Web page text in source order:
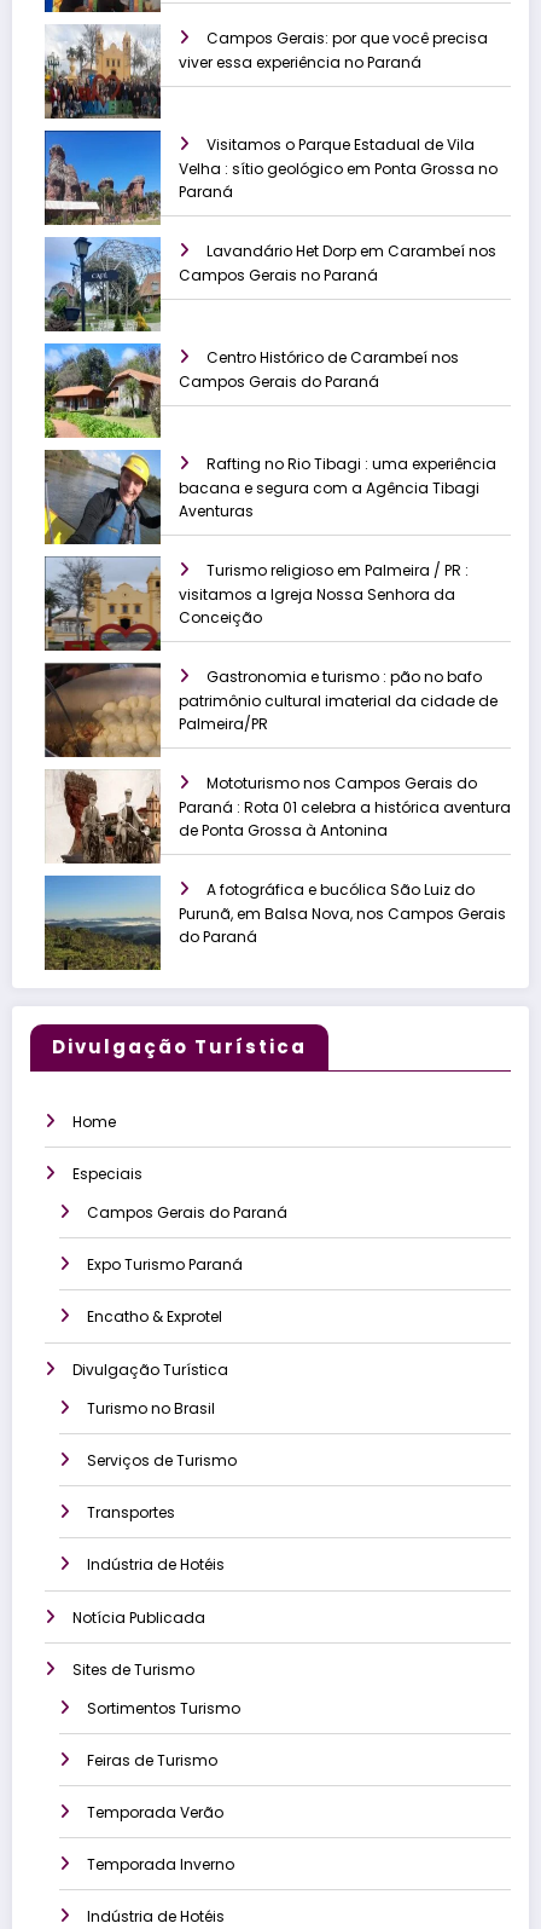
Campos Gerais: por que você precisa
viver essa experiência no Paraná
Visitamos o Parque Estadual de Vila
Velha : sítio geológico em Ponta Grossa no
Paraná
Lavandário Het Dorp em Carambeí nos
Campos Gerais no Paraná
Centro Histórico de Carambeí nos
Campos Gerais do Paraná
Rafting no Rio Tibagi : uma experiência
bacana e segura com a Agência Tibagi
Aventuras
Turismo religioso em Palmeira / PR :
visitamos a Igreja Nossa Senhora da
Conceição
Gastronomia e turismo : pão no bafo
patrimônio cultural imaterial da cidade de
Palmeira/PR
Mototurismo nos Campos Gerais do
Paraná : Rota 01 celebra a histórica aventura
de Ponta Grossa à Antonina
A fotográfica e bucólica São Luiz do
Purunã, em Balsa Nova, nos Campos Gerais
do Paraná
Divulgação Turística
Home
Especiais
Campos Gerais do Paraná
Expo Turismo Paraná
Encatho & Exprotel
Divulgação Turística
Turismo no Brasil
Serviços de Turismo
Transportes
Indústria de Hotéis
Notícia Publicada
Sites de Turismo
Sortimentos Turismo
Feiras de Turismo
Temporada Verão
Temporada Inverno
Indústria de Hotéis